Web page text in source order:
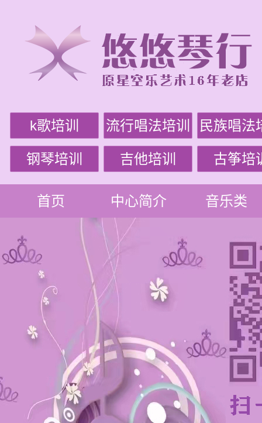
k歌培训 流行唱法培训 民族唱法
钢琴培训 吉他培训 古筝培
首页 中心简介 音乐类